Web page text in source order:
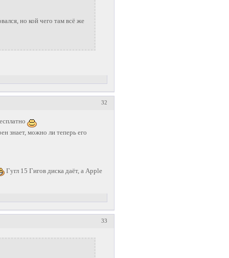
но кой чего там всё же
32
знает, можно ли теперь его
Гугл 15 Гигов диска даёт, а Apple
33